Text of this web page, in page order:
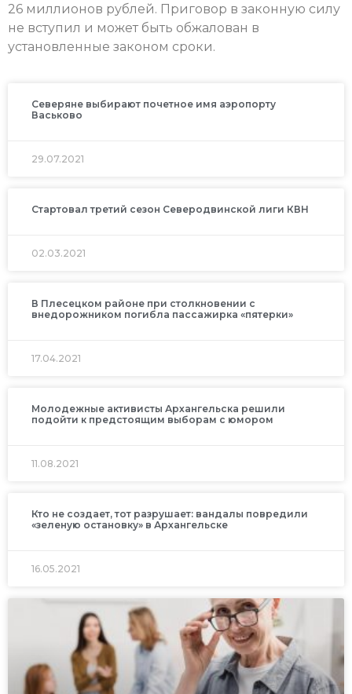
26 миллионов рублей. Приговор в законную силу
не вступил и может быть обжалован в
установленные законом сроки.
Северяне выбирают почетное имя аэропорту
Васьково
29.07.2021
Стартовал третий сезон Северодвинской лиги КВН
02.03.2021
В Плесецком районе при столкновении с
внедорожником погибла пассажирка «пятерки»
17.04.2021
Молодежные активисты Архангельска решили
подойти к предстоящим выборам с юмором
11.08.2021
Кто не создает, тот разрушает: вандалы повредили
«зеленую остановку» в Архангельске
16.05.2021